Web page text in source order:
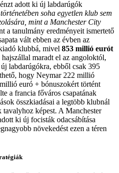
adott ki új labdarúgók
soha egyetlen klub sem
mint a Manchester City
a tanulmány eredményeit ismertető
vált ebben az évben az
klubbá, mivel 853 millió eurót
maradt el az angoloktól,
labdarúgókra, ebből csak 395
hogy Neymar 222 millió
euró + bónuszokért történt
a francia főváros csapatának
összkiadásai a legtöbb klubnál
képest. A Manchester
ki új focisták odacsábítása
növekedést ezen a téren